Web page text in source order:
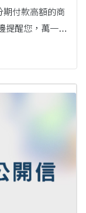
期付款高額的商
提醒您，萬一發